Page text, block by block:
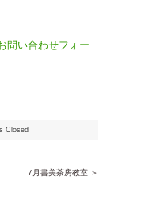
問い合わせフォー
Closed
7月書美茶房教室 ＞